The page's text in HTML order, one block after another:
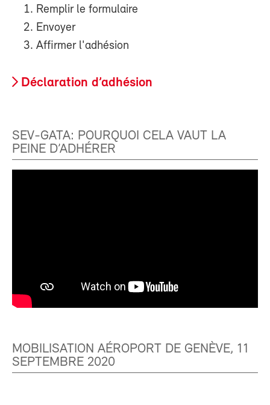
Remplir le formulaire
Envoyer
Affirmer l'adhésion
Déclaration d’adhésion
SEV-GATA: POURQUOI CELA VAUT LA
PEINE D’ADHÉRER
MOBILISATION AÉROPORT DE GENÈVE, 11
SEPTEMBRE 2020